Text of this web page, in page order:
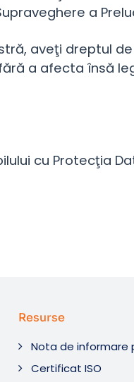
a
aveţi dreptul
a afecta însă
cu Protecţia
Resurse
Nota de informare
Certificat ISO